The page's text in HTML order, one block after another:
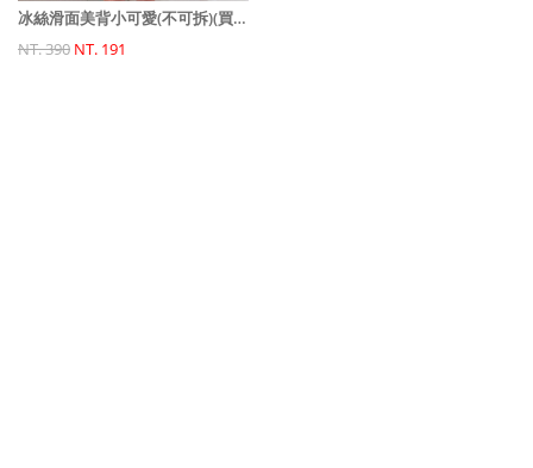
冰絲滑面美背小可愛(不可拆)(買一送一)
NT. 390 NT. 191